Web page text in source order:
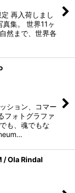
再入荷しまし
集。 世界11ヶ
然まで、世界各
ション、コマー
フォトグラファ
も、魂でもな
/ Ola Rindal